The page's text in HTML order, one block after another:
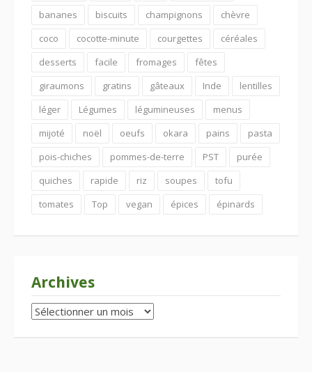
bananes
biscuits champignons
chèvre
coco
cocotte-minute courgettes
céréales
desserts
facile fromages
fêtes
giraumons
gratins gâteaux Inde
lentilles
léger
Légumes légumineuses
menus
mijoté
noël oeufs okara pains
pasta
pois-chiches
pommes-de-terre PST
purée
quiches
rapide riz soupes
tofu
tomates
Top vegan épices épinards
Archives
Archives